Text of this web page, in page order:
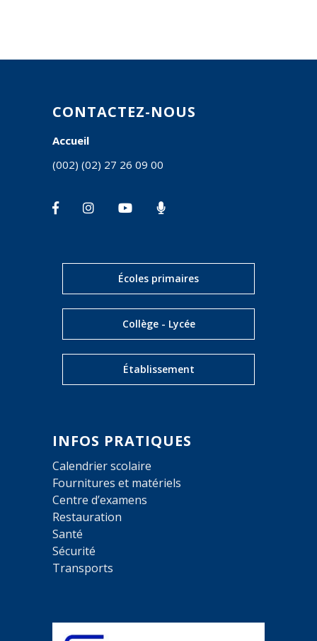
CONTACTEZ-NOUS
Accueil
(002) (02) 27 26 09 00
Écoles primaires
Collège - Lycée
Établissement
INFOS PRATIQUES
Calendrier scolaire
Fournitures et matériels
Centre d’examens
Restauration
Santé
Sécurité
Transports